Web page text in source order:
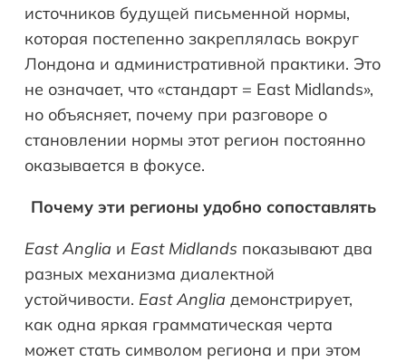
источников будущей письменной нормы,
которая постепенно закреплялась вокруг
Лондона и административной практики. Это
не означает, что «стандарт = East Midlands»,
но объясняет, почему при разговоре о
становлении нормы этот регион постоянно
оказывается в фокусе.
Почему эти регионы удобно сопоставлять
East Anglia и East Midlands показывают два
разных механизма диалектной
устойчивости. East Anglia демонстрирует,
как одна яркая грамматическая черта
может стать символом региона и при этом